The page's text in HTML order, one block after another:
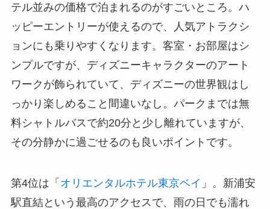
テル並みの価格で泊まれるのがすごいところ。ハ
ッピーエントリーが使えるので、人気アトラクシ
ョンにも乗りやすくなります。客室・お部屋はシ
ンプルですが、ディズニーキャラクターのアート
ワークが飾られていて、ディズニーの世界観はし
っかり楽しめること間違いなし。パークまでは無
料シャトルバスで約20分と少し離れていますが、
その分静かに過ごせるのも良いポイントです。
第4位は「 オリエンタルホテル東京ベイ 」。新浦安
駅直結という最高のアクセスで、雨の日でも濡れ